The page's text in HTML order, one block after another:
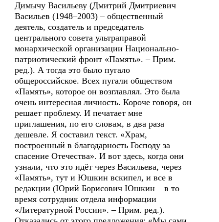
Димычу Васильеву (Дмитрий Дмитриевич
Васильев (1948–2003) – общественный
деятель, создатель и председатель
центрального совета ультраправой
монархической организации Национально-
патриотический фронт «Память». – Прим.
ред.). А тогда это было пугало
общероссийское. Всех пугали обществом
«Память», которое он возглавлял. Это была
очень интересная личность. Короче говоря, он
решает проблему. И печатает мне
приглашения, по его словам, в два раза
дешевле. Я составил текст. «Храм,
построенный в благодарность Господу за
спасение Отечества». И вот здесь, когда они
узнали, что это идёт через Васильева, через
«Память», тут и Юшкин вскипел, и все в
редакции (Юрий Борисович Юшкин – в то
время сотрудник отдела информации
«Литературной России». – Прим. ред.).